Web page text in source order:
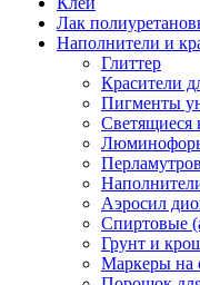
Лак
Наполнители и
Глиттер
Красители
Пигменты
Светящиеся
Аэросил
Спиртовые
Грунт и
Маркеры на